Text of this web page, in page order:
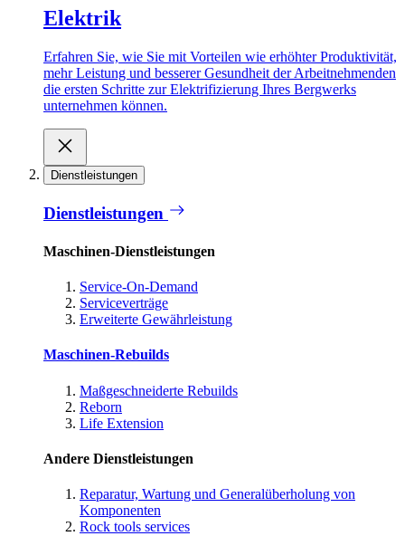
Elektrik
Erfahren Sie, wie Sie mit Vorteilen wie erhöhter Produktivität,
mehr Leistung und besserer Gesundheit der Arbeitnehmenden
die ersten Schritte zur Elektrifizierung Ihres Bergwerks
unternehmen können.
Dienstleistungen
Dienstleistungen
Maschinen-Dienstleistungen
Service-On-Demand
Serviceverträge
Erweiterte Gewährleistung
Maschinen-Rebuilds
Maßgeschneiderte Rebuilds
Reborn
Life Extension
Andere Dienstleistungen
Reparatur, Wartung und Generalüberholung von
Komponenten
Rock tools services